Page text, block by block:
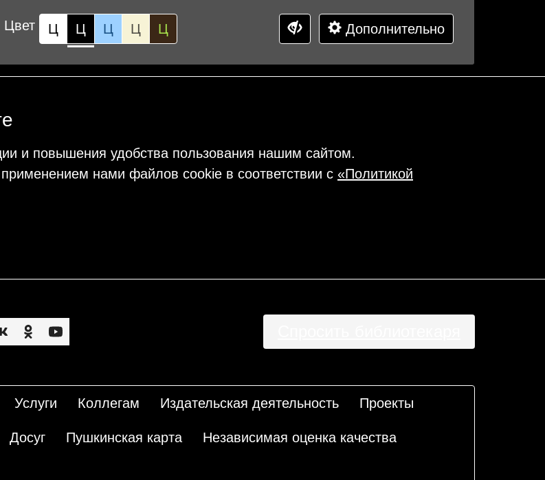
Цвет Ц Ц Ц Ц Ц Дополнительно
и повышения удобства пользования нашим сайтом.
нами файлов cookie в соответствии с «Политикой
Услуги Коллегам Издательская деятельность Проекты
Досуг Пушкинская карта Независимая оценка качества